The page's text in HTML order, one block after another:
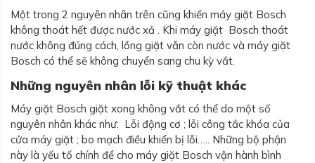
Một trong 2 nguyên nhân trên cũng khiến máy giặt Bosch
không thoát hết được nước xả . Khi máy giặt Bosch thoát
nước không đúng cách, lồng giặt vẫn còn nước và máy giặt
Bosch có thể sẽ không chuyển sang chu kỳ vắt.
Những nguyên nhân lỗi kỹ thuật khác
Máy giặt Bosch giặt xong không vắt có thể do một số
nguyên nhân khác như: Lỗi động cơ ; lỗi công tắc khóa của
cửa máy giặt ; bo mạch điều khiển bị lỗi….. Những bộ phận
này là yếu tố chính để cho máy giặt Bosch vận hành bình